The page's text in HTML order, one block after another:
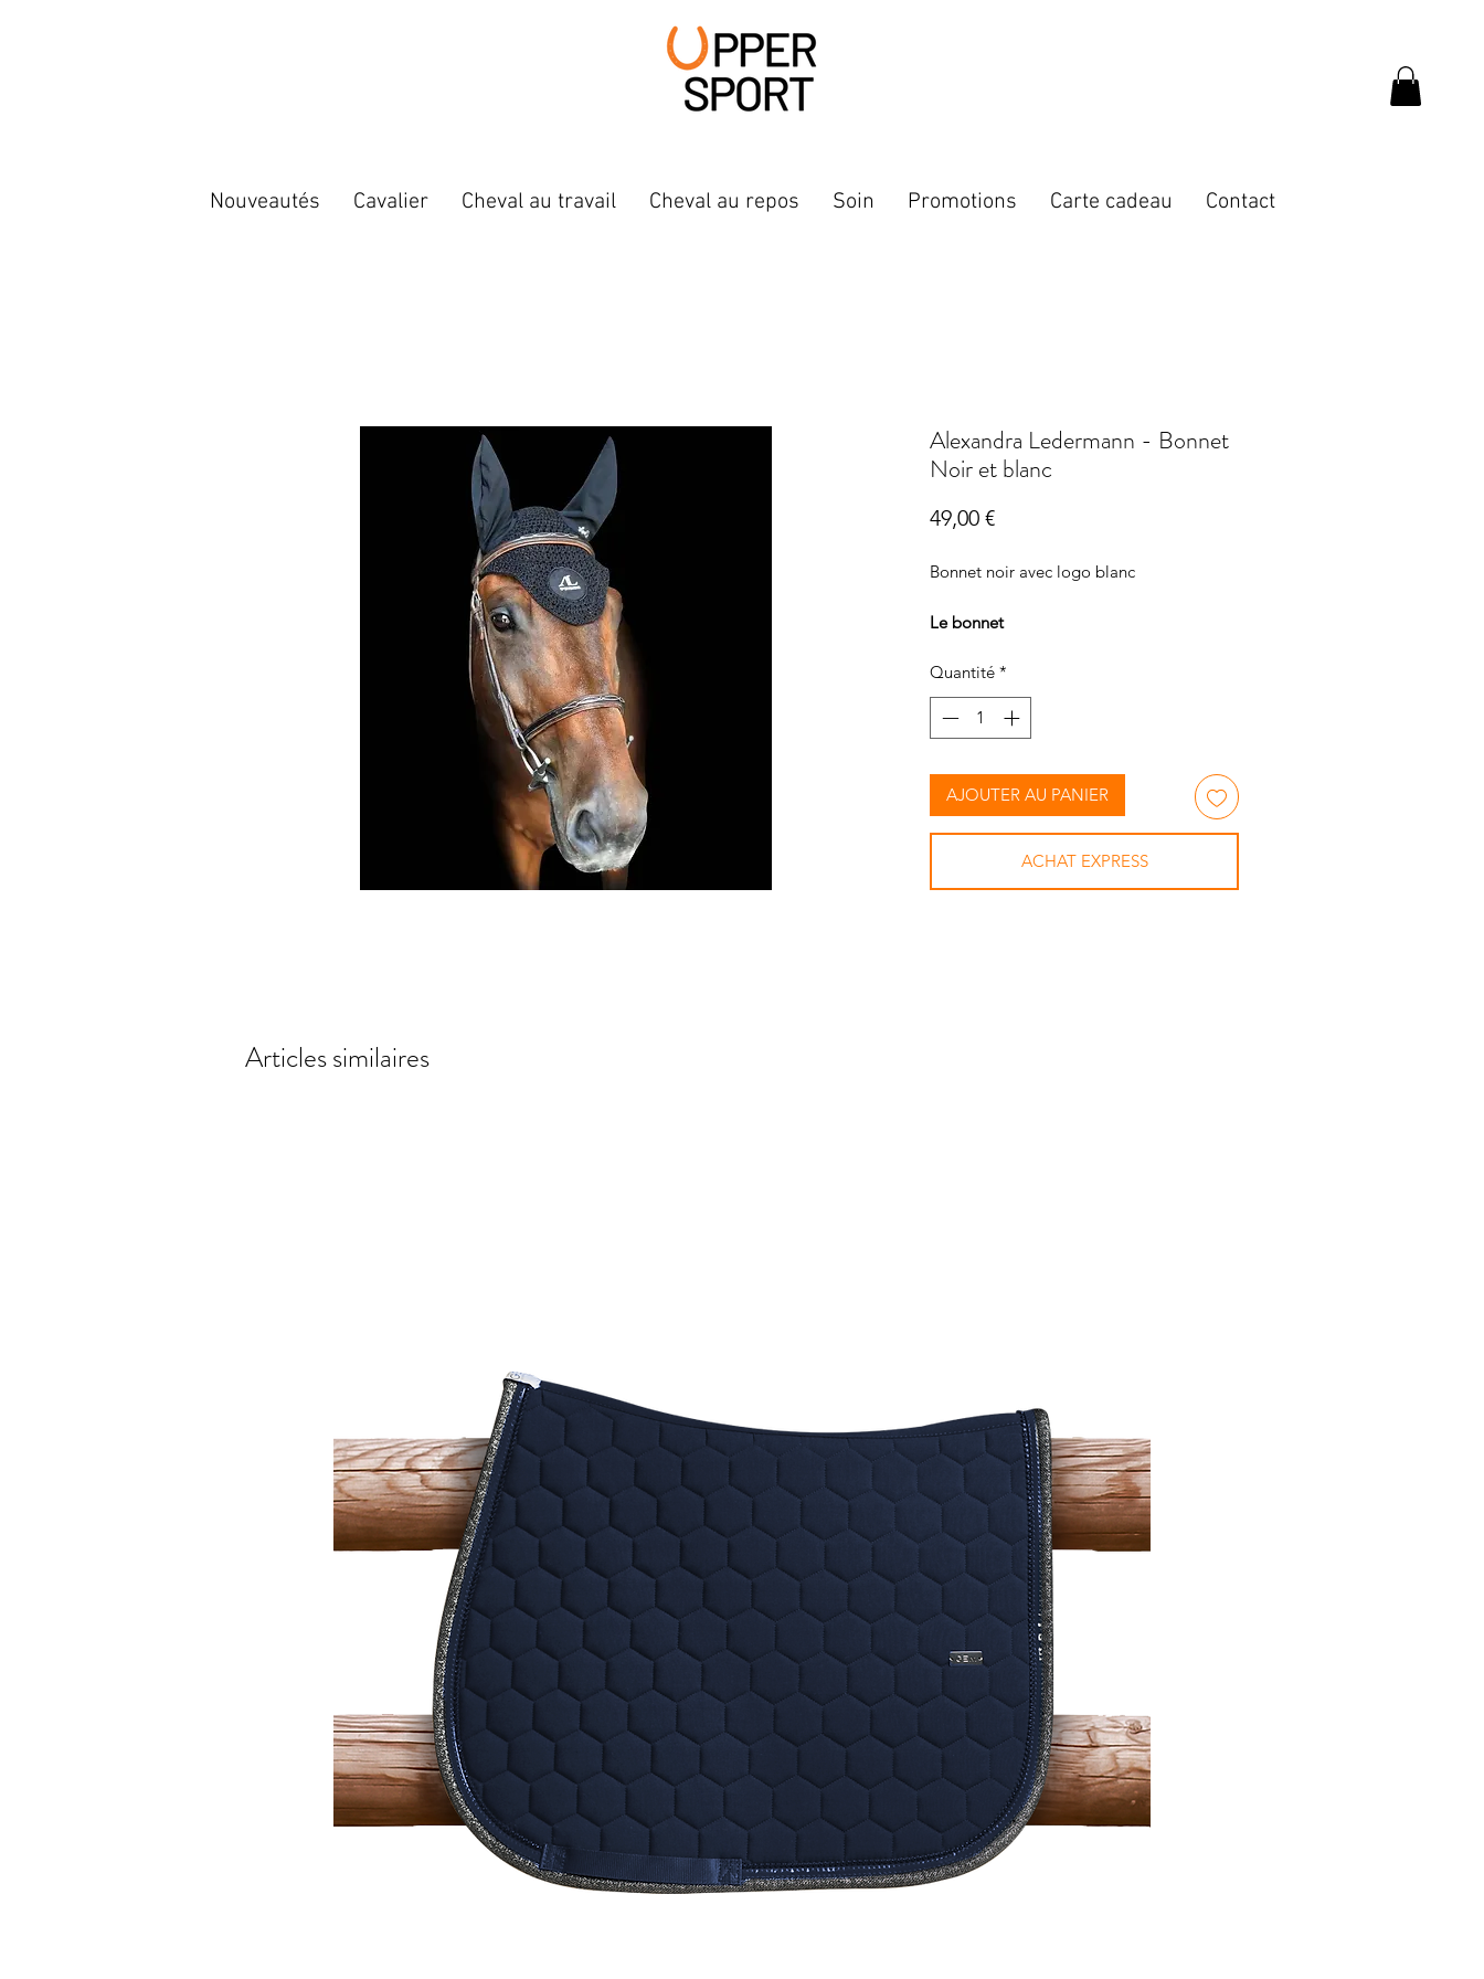
Nouveautés Cavalier Cheval au travail Cheval au repos Soin Promotions Carte cadeau Contact
Alexandra Ledermann - Bonnet
Noir et blanc
49,00 €Prix
Bonnet noir avec logo blanc
Le bonnet
Matière des oreilles du bonnet très
souple et élastique, ce qu’il y a de plus
confortable pour votre cheval
Quantité *
AJOUTER AU PANIER
ACHAT EXPRESS
Articles similaires